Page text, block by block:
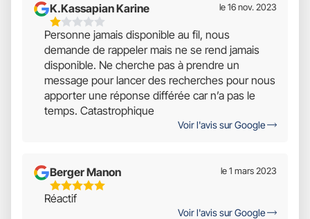
K.kassapian Karine
1
Étoiles
Sur
5
le 16 nov. 2023
Personne jamais disponible au fil, nous
demande de rappeler mais ne se rend jamais
disponible. Ne cherche pas à prendre un
message pour lancer des recherches pour nous
apporter une réponse différée car n’a pas le
temps. Catastrophique
Voir l'avis sur Google
Berger Manon
5
Étoiles
le 1 mars 2023
Réactif
Voir l'avis sur Google